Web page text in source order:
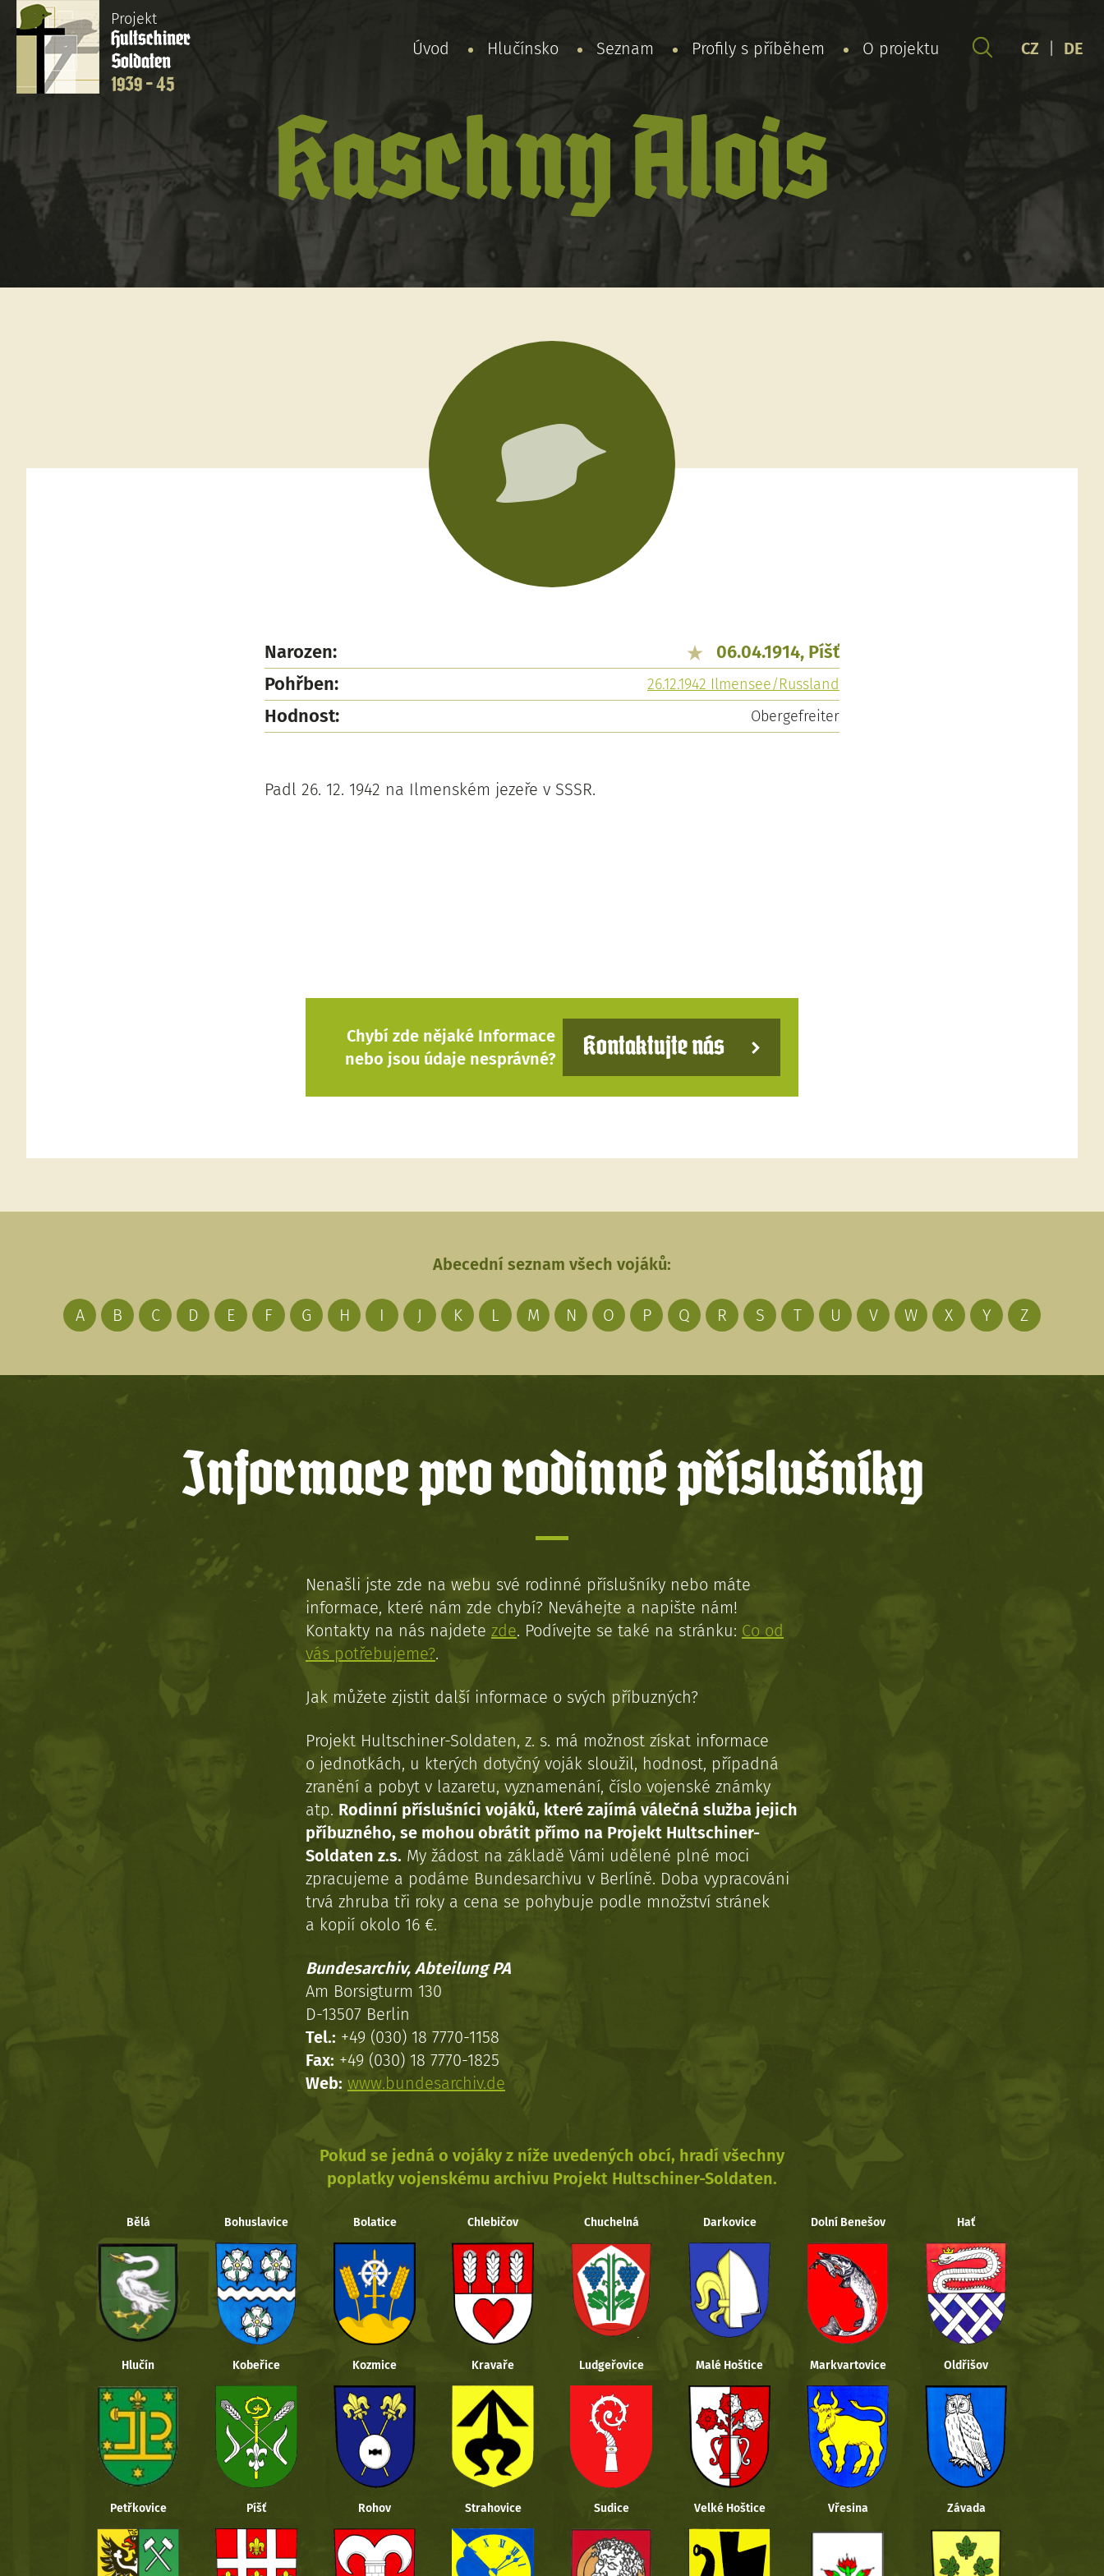
Projekt
Hultschiner
Soldaten
1939 - 45
Úvod Hlučínsko Seznam Profily s příběhem O projektu CZ DE
Kaschny Alois
Narozen:
06.04.1914, Píšť
Pohřben:
26.12.1942 Ilmensee/Russland
Hodnost: Obergefreiter
Padl 26. 12. 1942 na Ilmenském jezeře v SSSR.
Chybí zde nějaké Informace
nebo jsou údaje nesprávné?
Kontaktujte nás
Abecední seznam všech vojáků:
A B C D E F G H I J K L M N O P Q R S T U V W X Y Z
Informace pro rodinné příslušníky
Nenašli jste zde na webu své rodinné příslušníky nebo máte
informace, které nám zde chybí? Neváhejte a napište nám!
Kontakty na nás najdete zde. Podívejte se také na stránku: Co od
vás potřebujeme?.
Jak můžete zjistit další informace o svých příbuzných?
Projekt Hultschiner-Soldaten, z. s. má možnost získat informace
o jednotkách, u kterých dotyčný voják sloužil, hodnost, případná
zranění a pobyt v lazaretu, vyznamenání, číslo vojenské známky
atp. Rodinní příslušníci vojáků, které zajímá válečná služba jejich
příbuzného, se mohou obrátit přímo na Projekt Hultschiner-
Soldaten z.s. My žádost na základě Vámi udělené plné moci
zpracujeme a podáme Bundesarchivu v Berlíně. Doba vypracováni
trvá zhruba tři roky a cena se pohybuje podle množství stránek
a kopií okolo 16 €.
Bundesarchiv, Abteilung PA
Am Borsigturm 130
D-13507 Berlin
Tel.: +49 (030) 18 7770-1158
Fax: +49 (030) 18 7770-1825
Web: www.bundesarchiv.de
Pokud se jedná o vojáky z níže uvedených obcí, hradí všechny
poplatky vojenskému archivu Projekt Hultschiner-Soldaten.
Bělá Bohuslavice Bolatice Chlebičov Chuchelná Darkovice Dolní Benešov Hať
Hlučín Kobeřice Kozmice Kravaře Ludgeřovice Malé Hoštice Markvartovice Oldřišov
Petřkovice Píšť Rohov Strahovice Sudice Velké Hoštice Vřesina Závada